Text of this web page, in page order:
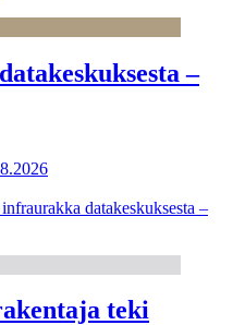
–
datakeskuksesta –
teki